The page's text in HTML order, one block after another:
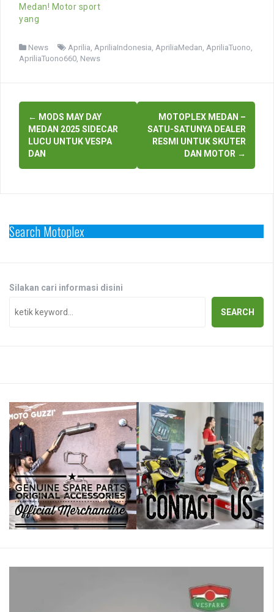
Medan! Motor sport
yang
News Aprilia ApriliaIndonesia ApriliaMedan ApriliaTuono
ApriliaTuono660 News
Post
navigation
← MODS MAY DAY
MEDAN 2025 SIDECAR
LUCU UNTUK VESPA
DAN
MOTOPLEX MEDAN –
SATU-SATUNYA DEALER
RESMI UNTUK SKUTER
DAN MOTOR →
Search Motoplex
Silakan cari informasi disini
SEARCH